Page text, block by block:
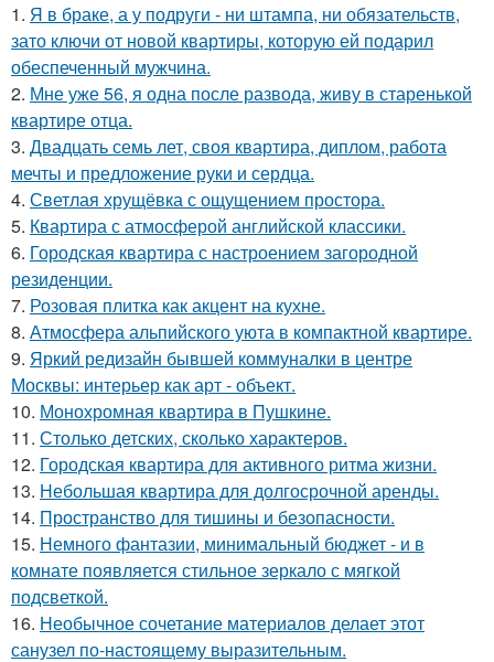
1. Я в браке, а у подруги - ни штампа, ни обязательств,
зато ключи от новой квартиры, которую ей подарил
обеспеченный мужчина.
2. Мне уже 56, я одна после развода, живу в старенькой
квартире отца.
3. Двадцать семь лет, своя квартира, диплом, работа
мечты и предложение руки и сердца.
4. Светлая хрущёвка с ощущением простора.
5. Квартира с атмосферой английской классики.
6. Городская квартира с настроением загородной
резиденции.
7. Розовая плитка как акцент на кухне.
8. Атмосфера альпийского уюта в компактной квартире.
9. Яркий редизайн бывшей коммуналки в центре
Москвы: интерьер как арт - объект.
10. Монохромная квартира в Пушкине.
11. Столько детских, сколько характеров.
12. Городская квартира для активного ритма жизни.
13. Небольшая квартира для долгосрочной аренды.
14. Пространство для тишины и безопасности.
15. Немного фантазии, минимальный бюджет - и в
комнате появляется стильное зеркало с мягкой
подсветкой.
16. Необычное сочетание материалов делает этот
санузел по-настоящему выразительным.